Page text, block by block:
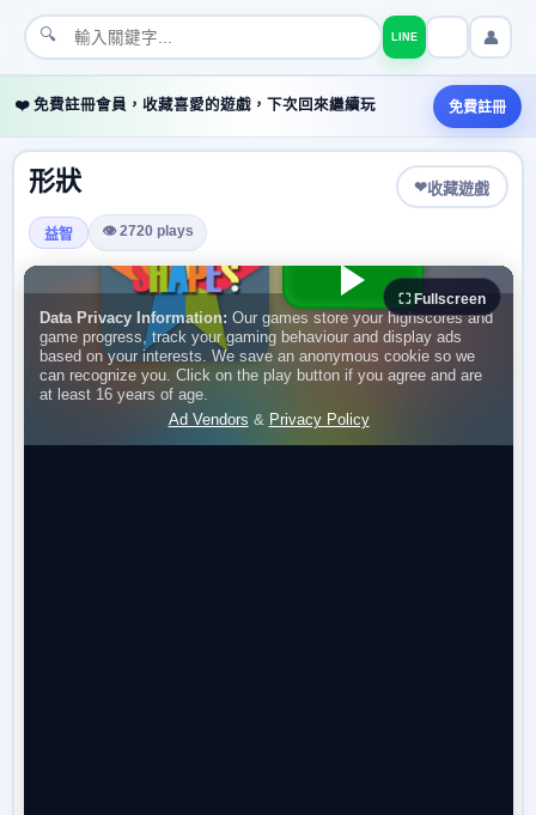
🔍 LINE 👤
❤️ 免費註冊會員，收藏喜愛的遊戲，下次回來繼續玩 免費註冊
形狀 ❤收藏遊戲
益智 👁 2720 plays
⛶ Fullscreen